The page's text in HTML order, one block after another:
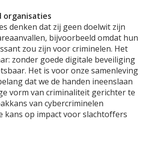
organisaties
denken dat zij geen doelwit zijn
bijvoorbeeld omdat hun
zou zijn voor criminelen. Het
zonder goede digitale beveiliging
Het is voor onze samenleving
dat we de handen ineenslaan
vorm van criminaliteit gerichter te
van cybercriminelen
kans op impact voor slachtoffers